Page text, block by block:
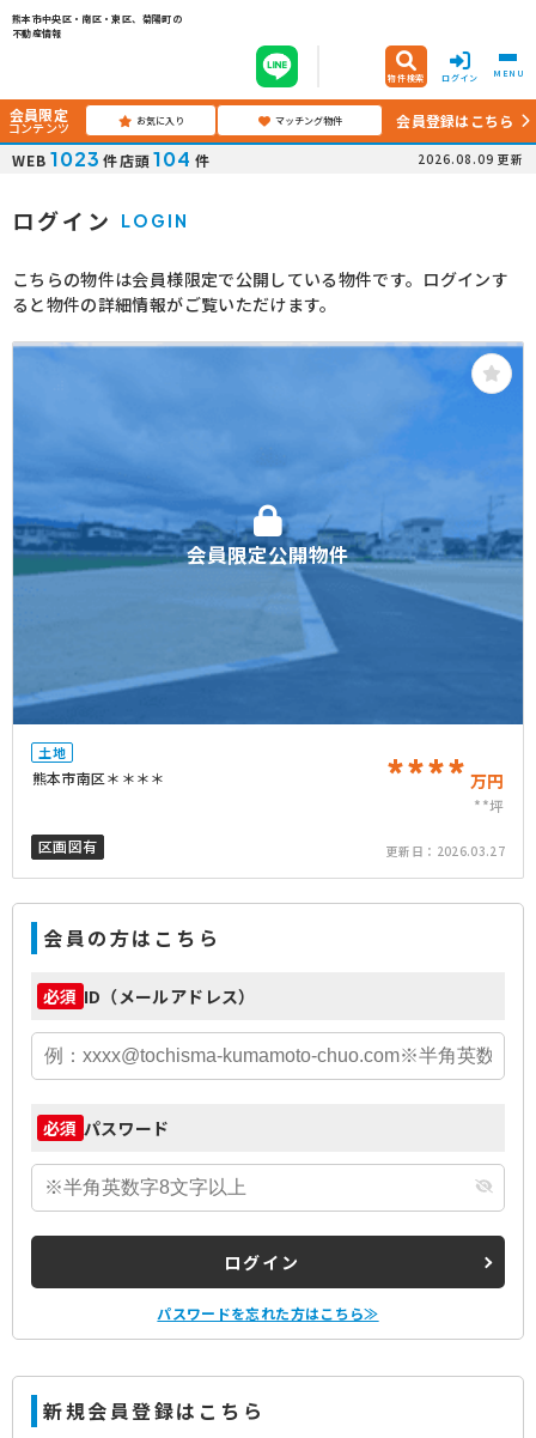
熊本市中央区・南区・東区、菊陽町の
不動産情報
物件検索 ログイン MENU
会員限定
コンテンツ お気に入り マッチング物件
会員登録はこちら
WEB 1023 件店頭104 件 2026.08.09 更新
ログイン LOGIN
こちらの物件は会員様限定で公開している物件です。ログインす
ると物件の詳細情報がご覧いただけます。
会員限定公開物件
土地
熊本市南区＊＊＊＊ **** 万円
**坪
区画図有
更新日： 2026.03.27
会員の方はこちら
必須 ID（メールアドレス）
必須 パスワード
ログイン
パスワードを忘れた方はこちら≫
新規会員登録はこちら